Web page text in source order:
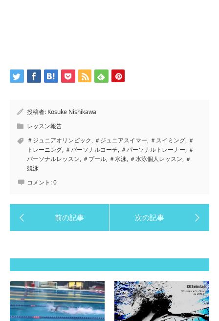
投稿者: Kosuke Nishikawa
レッスン報告
＃ジュニアオリンピック, ＃ジュニアスイマー, ＃スイミング, ＃
トレーニング, ＃パーソナルコーチ, ＃パーソナルトレーナー, ＃
パーソナルレッスン, ＃プール, ＃水泳, ＃水泳個人レッスン, ＃
競泳
コメント:0